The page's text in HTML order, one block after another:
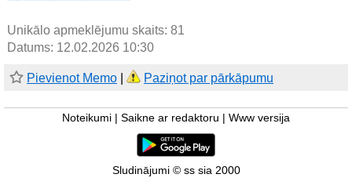
Unikālo apmeklējumu skaits: 81
Datums: 12.02.2026 10:30
Pievienot Memo Paziņot par pārkāpumu
Noteikumi Saikne ar redaktoru Www versija
Sludinājumi © ss sia 2000